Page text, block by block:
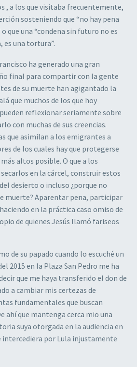
, a los que visitaba frecuentemente,
sosteniendo que “no hay pena
que una “condena sin futuro no es
es una tortura”.
ha generado una gran
final para compartir con la gente
de su muerte han agigantado la
que muchos de los que hoy
reflexionar seriamente sobre
con muchas de sus creencias.
que asimilan a los emigrantes a
de los cuales hay que protegerse
altos posible. O que a los
en la cárcel, construir estos
desierto o incluso ¿porque no
muerte? Aparentar pena, participar
en la práctica caso omiso de
de quienes Jesús llamó fariseos
de su papado cuando lo escuché un
2015 en la Plaza San Pedro me ha
que me haya transferido el don de
a cambiar mis certezas de
fundamentales que buscan
ahí que mantenga cerca mio una
suya otorgada en la audiencia en
intercediera por Lula injustamente